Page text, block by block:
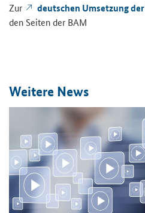
Zur
deut­schen Um­set­zung
den Sei­ten der BAM
Wei­te­re News